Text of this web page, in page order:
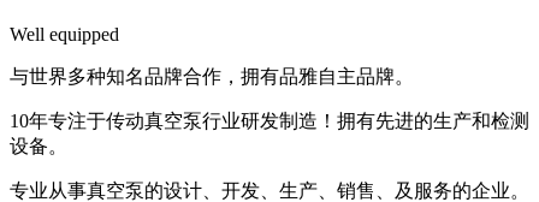
Well equipped
与世界多种知名品牌合作，拥有品雅自主品牌。
10年专注于传动真空泵行业研发制造！拥有先进的生产和检测
设备。
专业从事真空泵的设计、开发、生产、销售、及服务的企业。